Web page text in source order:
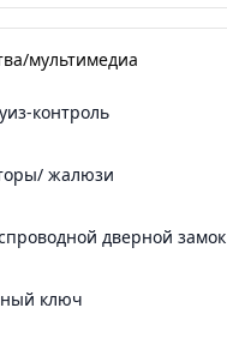
мультимедиа
контроль
жалюзи
дверной замок
ключ